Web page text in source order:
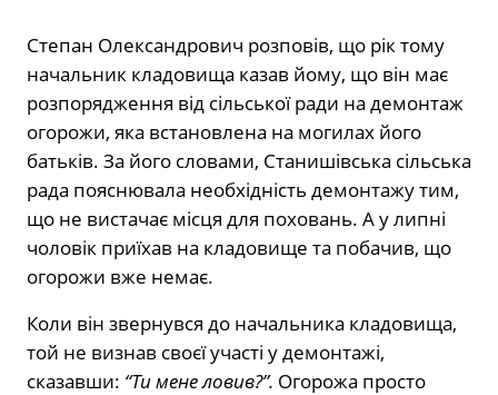
Степан Олександрович розповів, що рік тому
начальник кладовища казав йому, що він має
розпорядження від сільської ради на демонтаж
огорожи, яка встановлена на могилах його
батьків. За його словами, Станишівська сільська
рада пояснювала необхідність демонтажу тим,
що не вистачає місця для поховань. А у липні
чоловік приїхав на кладовище та побачив, що
огорожи вже немає.
Коли він звернувся до начальника кладовища,
той не визнав своєї участі у демонтажі,
сказавши: “Ти мене ловив?”. Огорожа просто